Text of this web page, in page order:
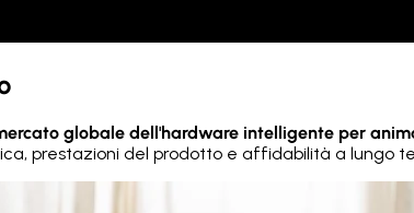
globale dell'hardware intelligente per
prestazioni del prodotto e affidabilità a lungo